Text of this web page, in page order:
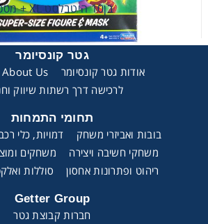
בן10 היטבלסט XL + מסכה
גטר קונסיומר
אודות גטר קונסיומר About Us
לרכישה דרך רשתות שיווק
תחומי התמחות
בובות ואביזרי משחק
דמויות, כלי
משחקי חשיבה ויצירה
משחקים
ריהוט ופתרונות אחסון
סוללות
Getter Group
חברות קבוצת גטר